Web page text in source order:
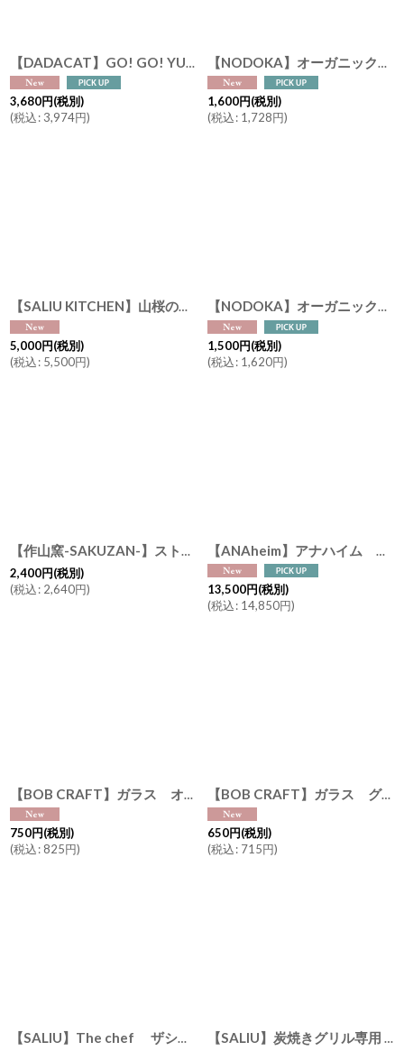
【DADACAT】GO! GO! YUBARI !! GO! GO! JAPAN !! ゼリー缶 9個入り （夕張メロンx3 白桃x3 りんごx3） 日本画家の伊藤清子デザイン Made in Japan
3,680円(税別)
(税込: 3,974円)
【NODOKA】オーガニック抹茶 特選抹茶 日本茶パウダー Premium Matcha Green tea powder 有機碾茶 20g (2g 10本） 静岡 日本産
1,600円(税別)
(税込: 1,728円)
【SALIU KITCHEN】山桜の木蓋バターケース 250g（海外サイズ対応） 日本製 美濃焼 磁器 蜜蝋仕上げ Made in Japan
5,000円(税別)
(税込: 5,500円)
【NODOKA】オーガニック抹茶 特選抹茶 日本茶パウダー Premium Matcha Green tea powder 有機碾茶 30g 静岡 日本産
1,500円(税別)
(税込: 1,620円)
【作山窯-SAKUZAN-】ストライプ マグカップ DAYS SARA ホワイト ブロンズ 黒土 Stripe Mugcup 日本製 美濃焼
2,400円(税別)
(税込: 2,640円)
【ANAheim】アナハイム モルタル コーヒー ドリッパー スタンド "シングル / ナチュラル" | ハンドメイドの美しいコーヒースタンド
13,500円(税別)
(税込: 14,850円)
【BOB CRAFT】ガラス オーバル小皿 w130xD90x25cm Oval Small Plate クリア
750円(税別)
(税込: 825円)
【BOB CRAFT】ガラス グラミネクープ φ98xH87cm Gramine Coup クリア
650円(税別)
(税込: 715円)
【SALIU】The chef ザシェフ 炭焼きグリル 小 水コンロ 美濃焼 日本製 おしゃれな生活
【SALIU】炭焼きグリル専用 オガ炭 おが炭 グリル用炭 日本製 ロロ